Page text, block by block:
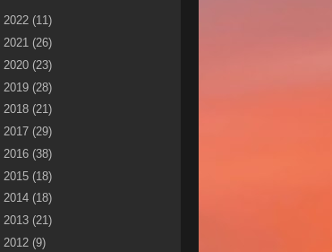
2022 (11)
2021 (26)
2020 (23)
2019 (28)
2018 (21)
2017 (29)
2016 (38)
2015 (18)
2014 (18)
2013 (21)
2012 (9)